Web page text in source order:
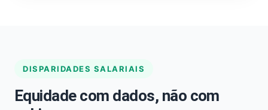
DISPARIDADES SALARIAIS
Equidade com dados, não com